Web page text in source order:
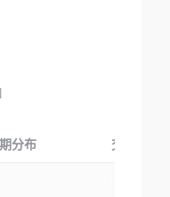
分布 交易产品